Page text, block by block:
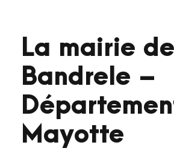
La mairie de
Bandrele –
Mayotte